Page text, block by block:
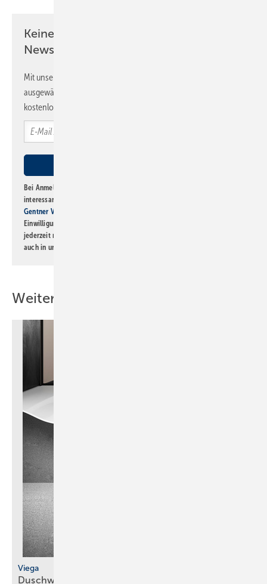
Keine Zeit? Kein Problem mit dem SBZ
Newsletter!
Mit unserem Newsletter erhalten Sie regelmäßig von uns
ausgewählte Informationen und Neuigkeiten, gebündelt und
kostenlos direkt ins Postfach.
Bei Anmeldung zu diesem Newsletter bin ich damit einverstanden, über
interessante Verlags- und Online-Angebote
Gentner Verlag GmbH & Co. KG
Einwilligung kann ich jederzeit widerrufen und eine Abmeldung ist
jederzeit möglich. Informationen zum Umgang mit Daten finden Sie
auch in unserer
Weitere Inhalte
Viega
Duschwannenablauf in siebter